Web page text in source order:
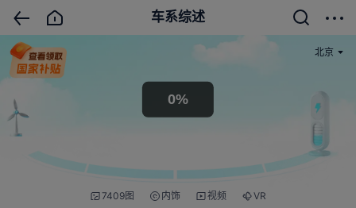
车系综述
北京
7409图 内饰 视频 VR